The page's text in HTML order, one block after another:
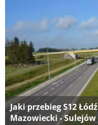
Jaki przebieg S12
Mazowiecki - Sulejów